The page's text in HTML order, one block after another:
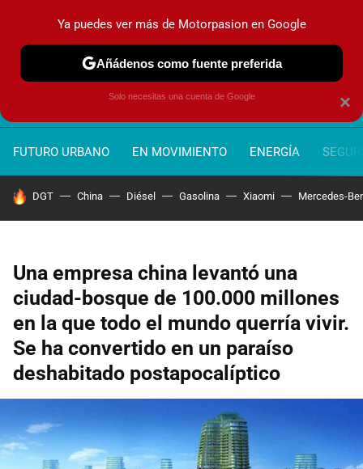
FUTURO URBANO EN MOVIMIENTO ENERGÍA
HOY SE HABLA DE
DGT China Diésel Gasolina Xiaomi Mercedes-
Una empresa china levantó una
ciudad-bosque de 100.000 millones
en la que todo el mundo querría vivir.
Se ha convertido en un paraíso
deshabitado postapocalíptico
×
Ya puedes ver más de Motorpasion en Google
Añádenos como fuente preferida
Solo necesitas una cuenta de Google